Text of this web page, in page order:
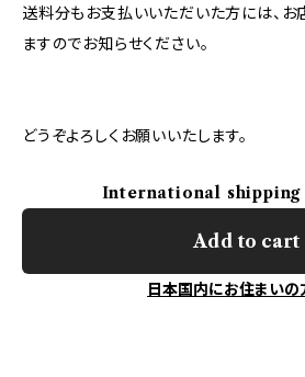
送料分もお支払いいただいた方には、
ますのでお知らせください。
どうぞよろしくお願いいたします。
International
Add to cart
日本国内にお住まいの